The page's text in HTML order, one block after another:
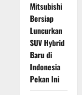
Mitsubishi
Bersiap
Luncurkan
SUV Hybrid
Baru di
Indonesia
Pekan Ini